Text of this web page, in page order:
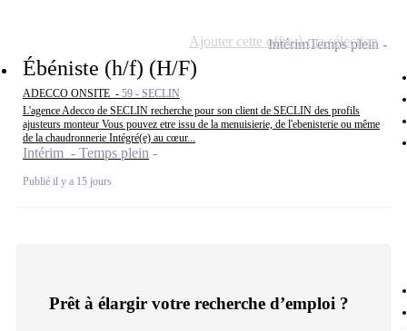
Ébéniste (h/f) (H/F)
ADECCO ONSITE - 59 - SECLIN
L'agence Adecco de SECLIN recherche pour son client de SECLIN des profils
ajusteurs monteur Vous pouvez etre issu de la menuisierie, de l'ebenisterie ou même
de la chaudronnerie Intégré(e) au cœur...
Intérim - Temps plein
Publié il y a 15 jours
IntérimTemps plein
Ajouter cette offre à ma sélection
Prêt à élargir votre recherche d’emploi ?